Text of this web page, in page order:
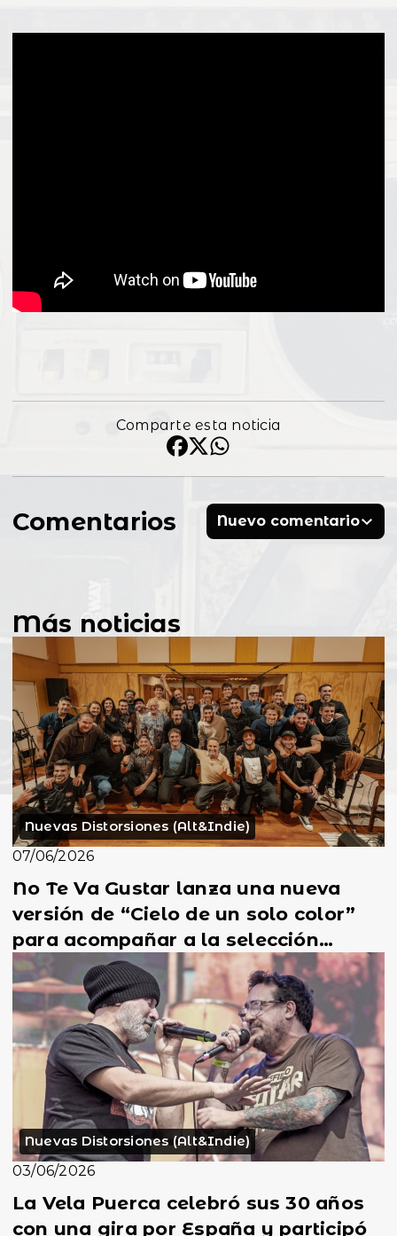
Comparte esta noticia
Comentarios Nuevo comentario
Más noticias
Nuevas Distorsiones (Alt&Indie)
07/06/2026
No Te Va Gustar lanza una nueva
versión de “Cielo de un solo color”
para acompañar a la selección
uruguaya en el Mundial
Nuevas Distorsiones (Alt&Indie)
03/06/2026
La Vela Puerca celebró sus 30 años
con una gira por España y participó